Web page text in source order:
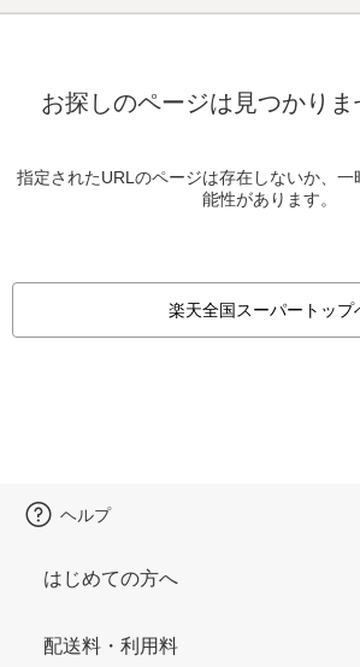
お探しのページは見つかりま
指定されたURLのページは存在しないか、
能性があります。
楽天全国スーパートップ
ヘルプ
はじめての方へ
配送料・利用料